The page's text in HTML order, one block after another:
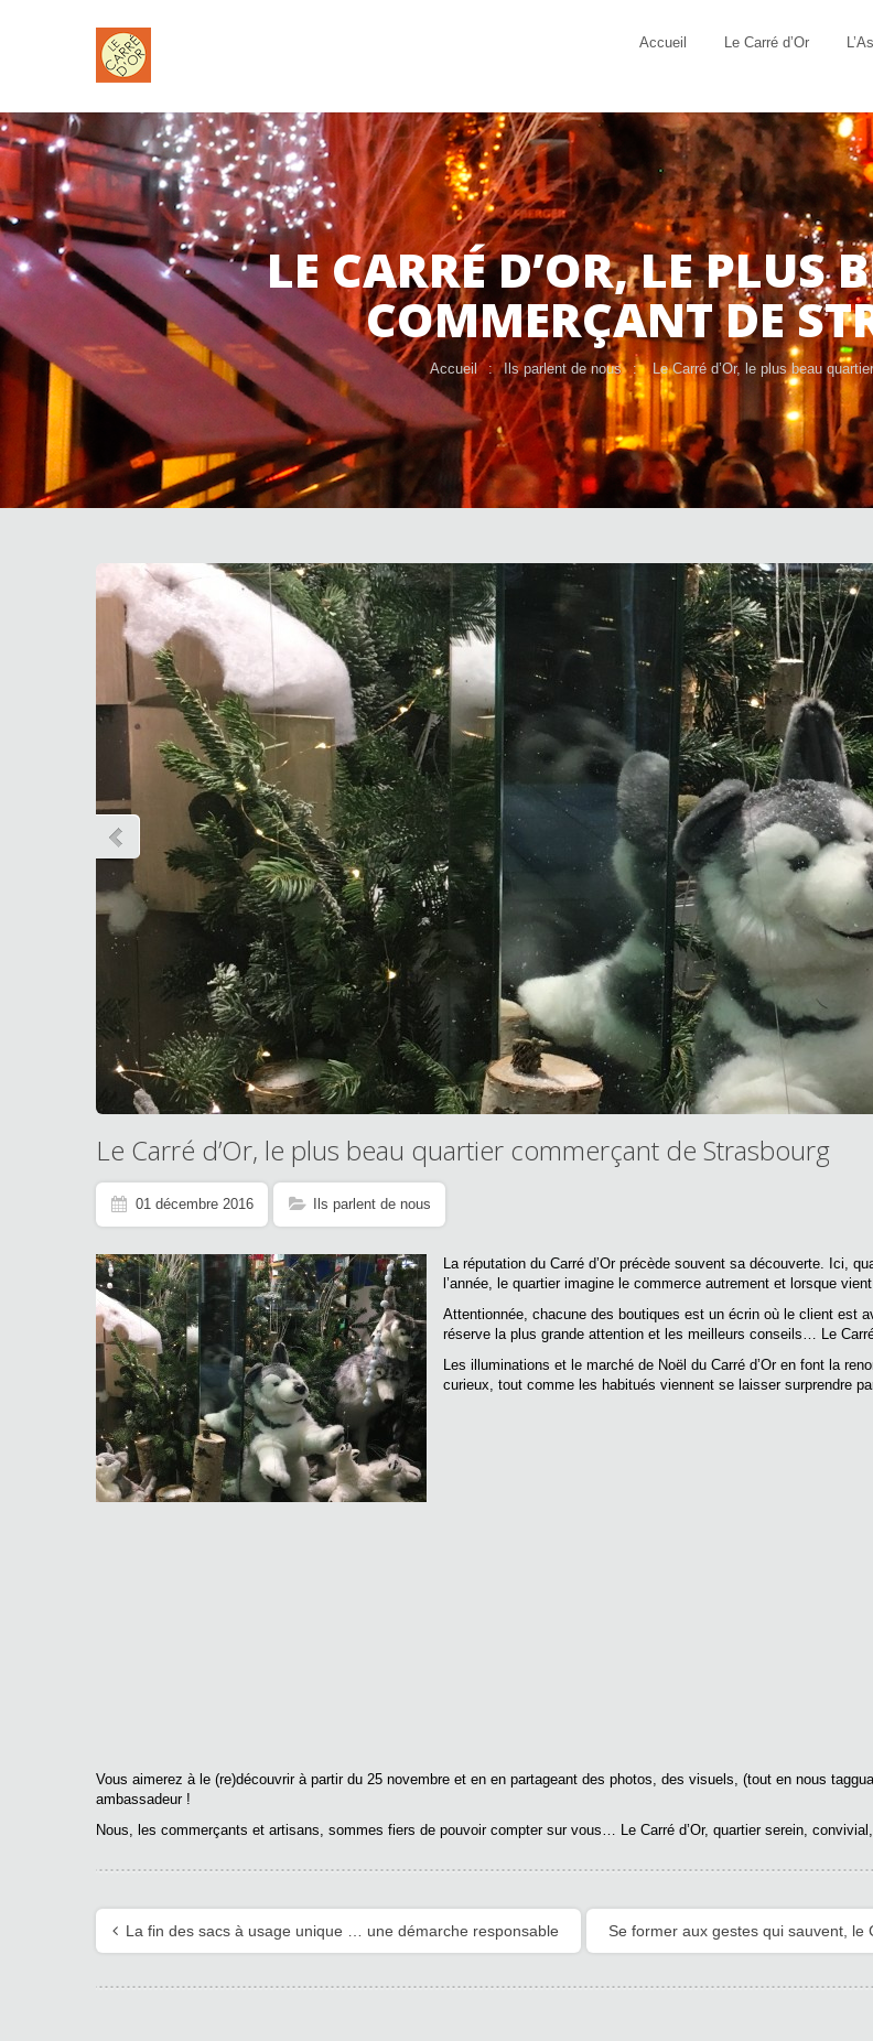
Accueil Le Carré d’Or
LE CARRÉ D’OR, LE PLUS
COMMERÇANT DE
Accueil Ils parlent de nous Le Carré d’Or, le plus beau
Le Carré d’Or, le plus beau quartier commerçant de Strasbourg
01 décembre 2016 Ils parlent de nous
La réputation du Carré d’Or précède souvent sa découverte. Ici,
l’année, le quartier imagine le commerce autrement et lorsque
Attentionnée, chacune des boutiques est un écrin où le client est
réserve la plus grande attention et les meilleurs conseils… Le
Les illuminations et le marché de Noël du Carré d’Or en font la
curieux, tout comme les habitués viennent se laisser surprendre
Vous aimerez à le (re)découvrir à partir du 25 novembre et en en partageant des photos, des visuels, (tout en nous
ambassadeur !
Nous, les commerçants et artisans, sommes fiers de pouvoir compter sur vous… Le Carré d’Or, quartier serein,
La fin des sacs à usage unique … une démarche responsable Se former aux gestes qui sauvent, le